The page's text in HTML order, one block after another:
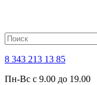
8 343 213 13 85
Пн-Вс с 9.00 до 19.00